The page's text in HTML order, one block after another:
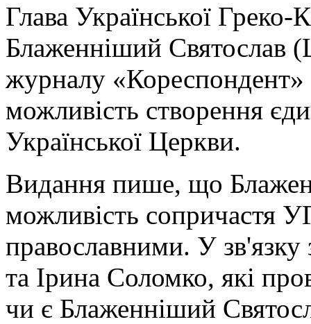
Глава Української Греко-
Блаженніший Святослав
журналу «Кореспондент»
можливість створення
Української Церкви.
Видання пише, що
можливість сопричастя
православними. У
та Ірина Соломко, які
чи є Блаженніший